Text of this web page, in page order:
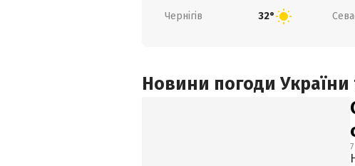
Чернігів 32°
Новини погоди України